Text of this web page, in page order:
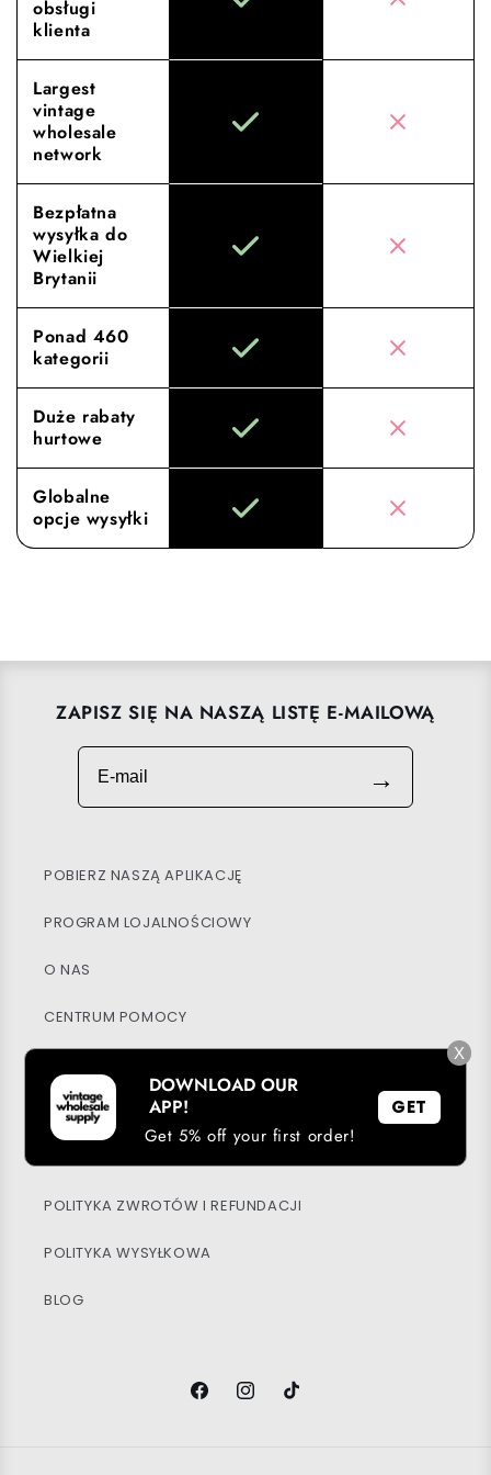
obsługi
klienta
Largest
vintage
wholesale
network
Bezpłatna
wysyłka do
Wielkiej
Brytanii
Ponad 460
kategorii
Duże rabaty
hurtowe
Globalne
opcje wysyłki
ZAPISZ SIĘ NA NASZĄ LISTĘ E-MAILOWĄ
E-mail
→
POBIERZ NASZĄ APLIKACJĘ
PROGRAM LOJALNOŚCIOWY
O NAS
CENTRUM POMOCY
ZRÓWNOWAŻONY ROZWÓJ
POLITYKA ZWROTÓW I REFUNDACJI
POLITYKA WYSYŁKOWA
BLOG
FacebookInstagramTikTok
X
DOWNLOAD OUR
APP!
Get 5% off your first order!
GET